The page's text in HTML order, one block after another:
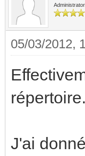
Administrator
05/03/2012,
répertoire.
J'ai